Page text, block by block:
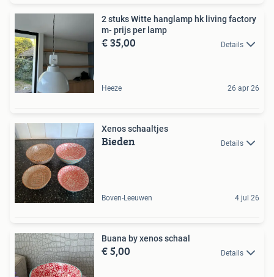
2 stuks Witte hanglamp hk living factory
m- prijs per lamp
€ 35,00 Details
Heeze 26 apr 26
Xenos schaaltjes
Bieden Details
Boven-Leeuwen 4 jul 26
Buana by xenos schaal
€ 5,00 Details